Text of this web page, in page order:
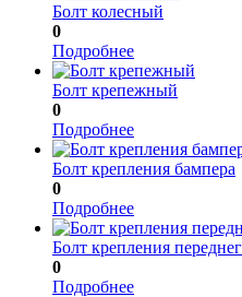
Болт колесный
0
Подробнее
Болт крепежный
0
Подробнее
Болт крепления бампера
0
Подробнее
Болт крепления
0
Подробнее